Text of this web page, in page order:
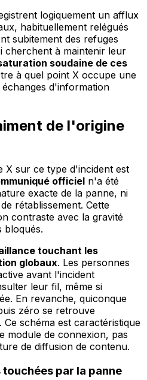
logiquement un afflux
habituellement relégués
subitement des refuges
cherchent à maintenir leur
soudaine de ces
à quel point X occupe une
d'information
de l'origine
X sur ce type d'incident est
officiel n'a été
exacte de la panne, ni
rétablissement. Cette
contraste avec la gravité
bloqués.
touchant les
globaux. Les personnes
avant l'incident
leur fil, même si
En revanche, quiconque
zéro se retrouve
schéma est caractéristique
module de connexion, pas
de diffusion de contenu.
par la panne